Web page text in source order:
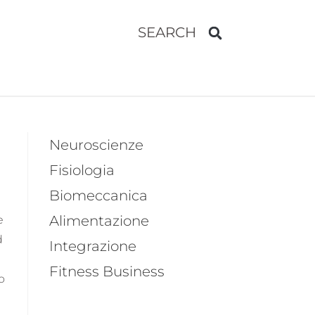
SEARCH
Neuroscienze
Fisiologia
Biomeccanica
Alimentazione
Integrazione
Fitness Business